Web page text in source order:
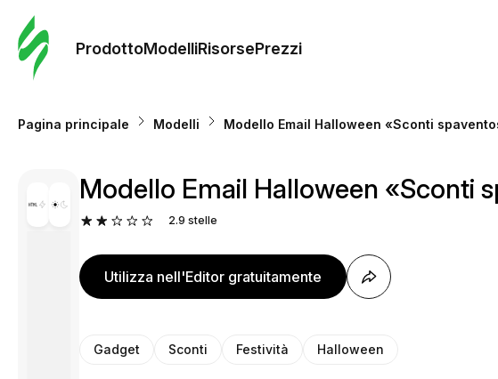
ProdottoModelliRisorsePrezzi
Pagina principale Modelli Modello Email Halloween «Sconti
Modello Email Halloween «Sconti
2.9 stelle
Utilizza nell'Editor gratuitamente
Gadget Sconti Festività Halloween